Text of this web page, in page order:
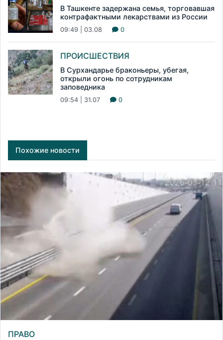
В Ташкенте задержана семья, торговавшая
контрафактными лекарствами из России
09:49 | 03.08 0
ПРОИСШЕСТВИЯ
В Сурхандарье браконьеры, убегая,
открыли огонь по сотрудникам
заповедника
09:54 | 31.07 0
Похожие новости
ПРАВО